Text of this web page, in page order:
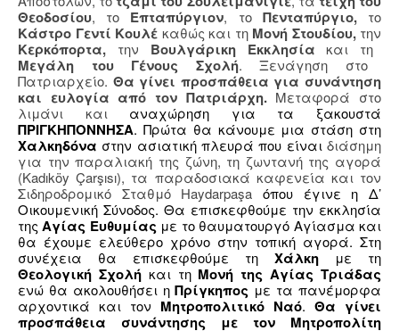
Θεοδοσίου, το Επταπύργιον, το Πενταπύργιο, το
Κάστρο Γεντί Κουλέ καθώς και τη Μονή Στουδίου, την
Κερκόπορτα, την Βουλγάρικη Εκκλησίακαι τη
Μεγάλη του Γένους Σχολή. Ξενάγηση στο
Πατριαρχείο. Θα γίνει προσπάθεια για συνάντηση
και ευλογία από τον Πατριάρχη.Μεταφορά στο
λιμάνι και αναχώρηση για τα ξακουστά
ΠΡΙΓΚΗΠΟΝΝΗΣΑ. Πρώτα θα κάνουμε μια στάση στη
Χαλκηδόνα στην ασιατική πλευρά που είναι διάσημη
για την παραλιακή της ζώνη, τη ζωντανή της αγορά
(Kadıköy Çarşısı), τα παραδοσιακά καφενεία και τον
Σιδηροδρομικό Σταθμό Haydarpaşa όπου έγινε η Δ’
Οικουμενική Σύνοδος. Θα επισκεφθούμε την εκκλησία
τηςΑγίας Ευθυμίας με το θαυματουργό Αγίασμα και
θα έχουμε ελεύθερο χρόνο στην τοπική αγορά. Στη
συνέχεια θα επισκεφθούμε τη Χάλκη με τη
Θεολογική Σχολήκαι τη Μονή της Αγίας Τριάδας
ενώ θα ακολουθήσει ηΠρίγκηπος με τα πανέμορφα
αρχοντικά και τον Μητροπολιτικό Ναό. Θα γίνει
προσπάθεια συνάντησης με τον Μητροπολίτη